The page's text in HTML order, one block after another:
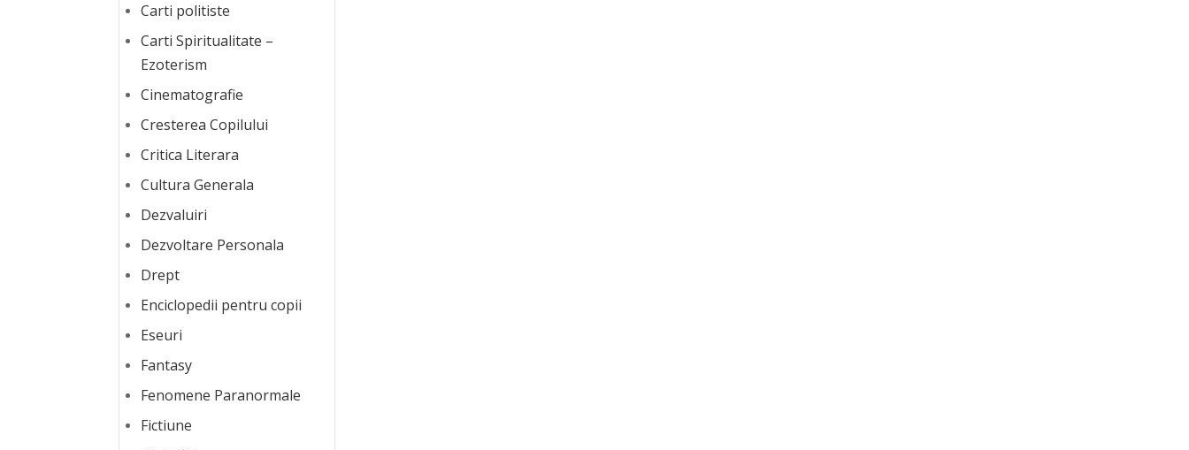
Carti politiste
Carti Spiritualitate –
Ezoterism
Cinematografie
Cresterea Copilului
Critica Literara
Cultura Generala
Dezvaluiri
Dezvoltare Personala
Drept
Enciclopedii pentru copii
Eseuri
Fantasy
Fenomene Paranormale
Fictiune